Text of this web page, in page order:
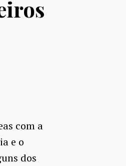
com a
e o
dos